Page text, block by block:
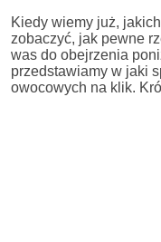
Kiedy wiemy już,
zobaczyć, jak pewne
was do obejrzenia
przedstawiamy w jaki
owocowych na klik.